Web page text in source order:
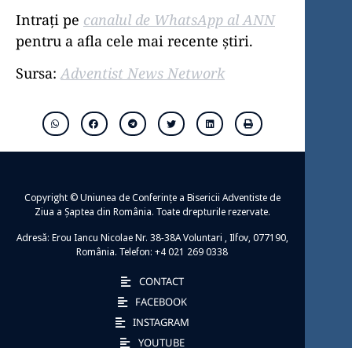
Intrați pe canalul de WhatsApp al ANN
pentru a afla cele mai recente știri.
Sursa:Adventist News Network
Copyright © Uniunea de Conferințe a Bisericii Adventiste de
Ziua a Șaptea din România. Toate drepturile rezervate.
Adresă: Erou Iancu Nicolae Nr. 38-38A Voluntari , Ilfov, 077190,
România. Telefon: +4 021 269 0338
CONTACT
FACEBOOK
INSTAGRAM
YOUTUBE